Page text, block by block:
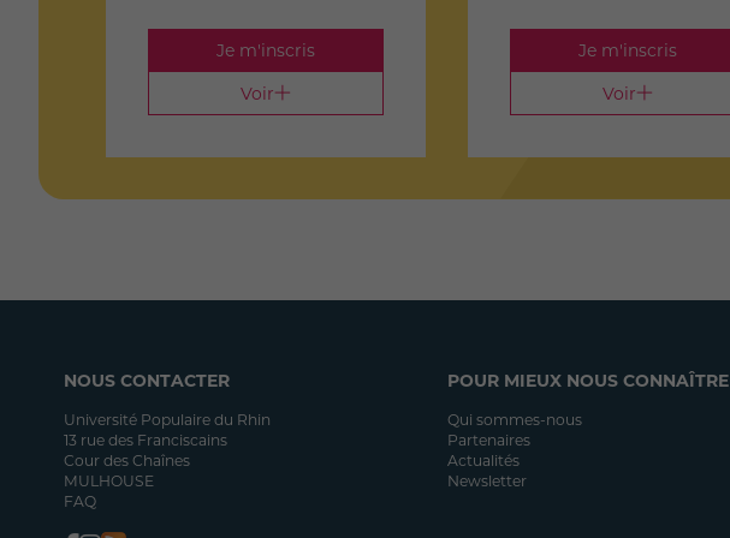
Je m'inscris
Voir
Je m'inscris
Voir
NOUS CONTACTER
Université Populaire du Rhin
13 rue des Franciscains
Cour des Chaînes
MULHOUSE
FAQ
POUR MIEUX NOUS CONNAÎTRE
Qui sommes-nous
Partenaires
Actualités
Newsletter